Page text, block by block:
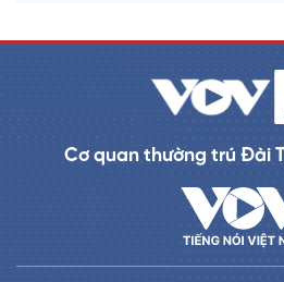
Cơ quan thường trú Đài